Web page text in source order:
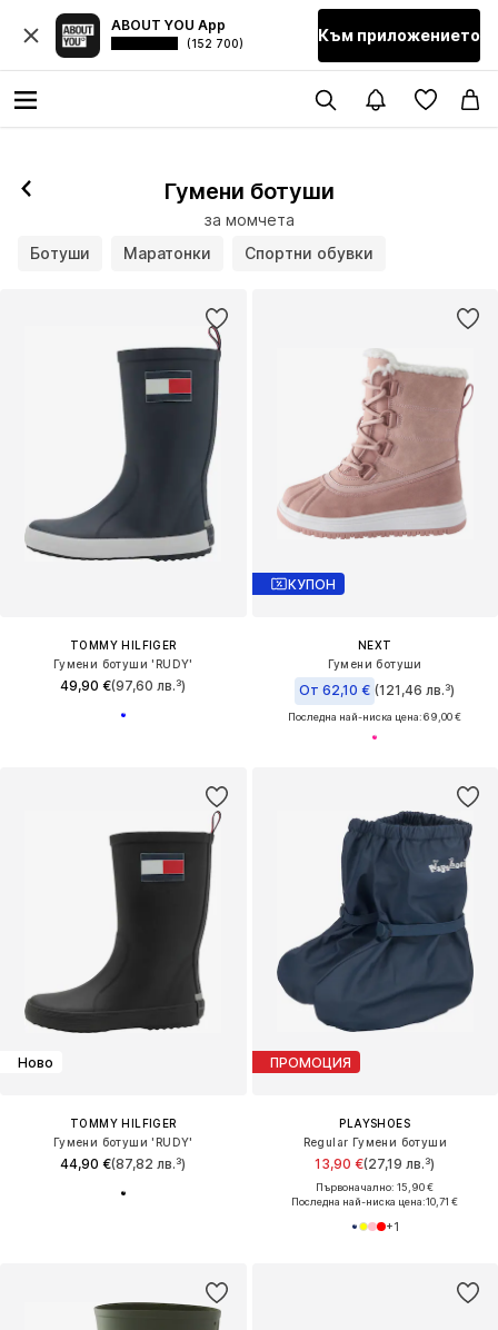
ABOUT YOU App
(152 700) Към приложението
Гумени ботуши
за момчета
Ботуши
Маратонки Спортни обувки
TOMMY HILFIGER
Гумени ботуши 'RUDY'
49,90 €(97,60 лв.³)
КУПОН
NEXT
Гумени ботуши
От 62,10 € (121,46 лв.³)
Последна най-ниска цена:69,00 €
Ново
TOMMY HILFIGER
Гумени ботуши 'RUDY'
44,90 €(87,82 лв.³)
ПРОМОЦИЯ
PLAYSHOES
Regular Гумени ботуши
13,90 €(27,19 лв.³)
Първоначално: 15,90 €
Последна най-ниска цена:10,71 €
+1